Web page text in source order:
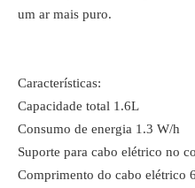
um ar mais puro.
Características:
Capacidade total 1.6L
Consumo de energia 1.3 W/h
Suporte para cabo elétrico no
Comprimento do cabo elétrico